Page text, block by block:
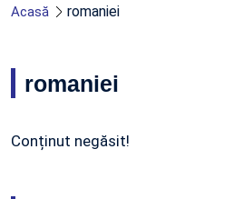
Acasă romaniei
romaniei
Conținut negăsit!